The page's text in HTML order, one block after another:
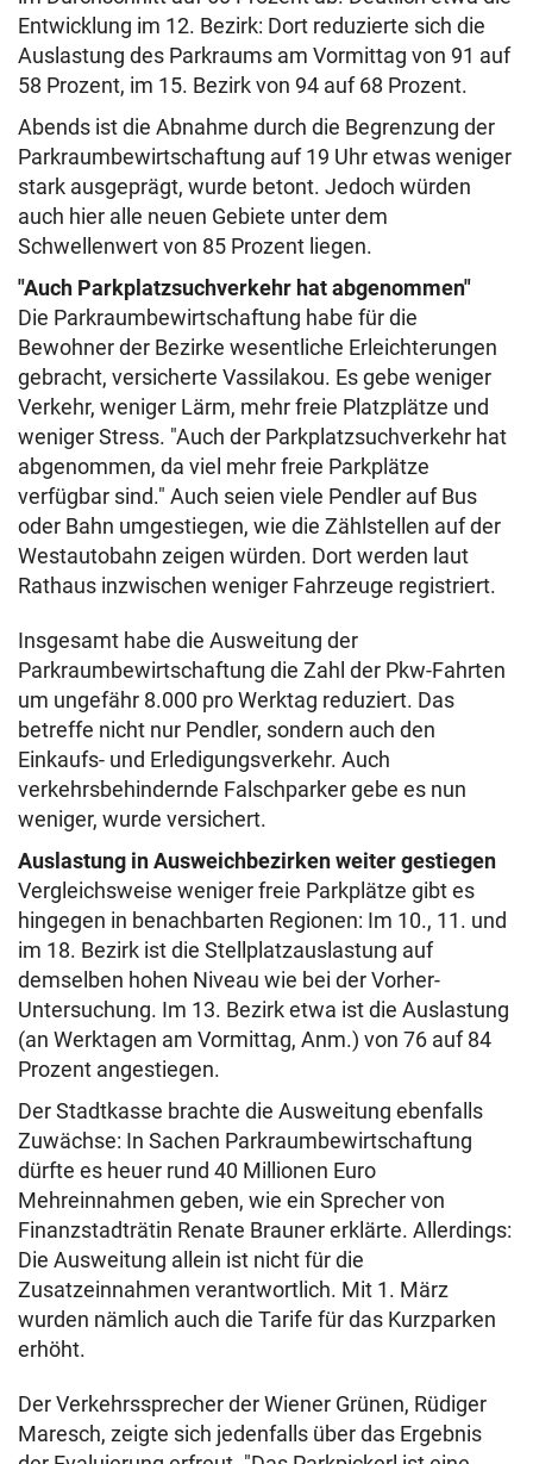
Entwicklung im 12. Bezirk: Dort reduzierte sich die
Auslastung des Parkraums am Vormittag von 91 auf
58 Prozent, im 15. Bezirk von 94 auf 68 Prozent.
Abends ist die Abnahme durch die Begrenzung der
Parkraumbewirtschaftung auf 19 Uhr etwas weniger
stark ausgeprägt, wurde betont. Jedoch würden
auch hier alle neuen Gebiete unter dem
Schwellenwert von 85 Prozent liegen.
"Auch Parkplatzsuchverkehr hat abgenommen"
Die Parkraumbewirtschaftung habe für die
Bewohner der Bezirke wesentliche Erleichterungen
gebracht, versicherte Vassilakou. Es gebe weniger
Verkehr, weniger Lärm, mehr freie Platzplätze und
weniger Stress. "Auch der Parkplatzsuchverkehr hat
abgenommen, da viel mehr freie Parkplätze
verfügbar sind." Auch seien viele Pendler auf Bus
oder Bahn umgestiegen, wie die Zählstellen auf der
Westautobahn zeigen würden. Dort werden laut
Rathaus inzwischen weniger Fahrzeuge registriert.
Insgesamt habe die Ausweitung der
Parkraumbewirtschaftung die Zahl der Pkw-Fahrten
um ungefähr 8.000 pro Werktag reduziert. Das
betreffe nicht nur Pendler, sondern auch den
Einkaufs- und Erledigungsverkehr. Auch
verkehrsbehindernde Falschparker gebe es nun
weniger, wurde versichert.
Auslastung in Ausweichbezirken weiter gestiegen
Vergleichsweise weniger freie Parkplätze gibt es
hingegen in benachbarten Regionen: Im 10., 11. und
im 18. Bezirk ist die Stellplatzauslastung auf
demselben hohen Niveau wie bei der Vorher-
Untersuchung. Im 13. Bezirk etwa ist die Auslastung
(an Werktagen am Vormittag, Anm.) von 76 auf 84
Prozent angestiegen.
Der Stadtkasse brachte die Ausweitung ebenfalls
Zuwächse: In Sachen Parkraumbewirtschaftung
dürfte es heuer rund 40 Millionen Euro
Mehreinnahmen geben, wie ein Sprecher von
Finanzstadträtin Renate Brauner erklärte. Allerdings:
Die Ausweitung allein ist nicht für die
Zusatzeinnahmen verantwortlich. Mit 1. März
wurden nämlich auch die Tarife für das Kurzparken
erhöht.
Der Verkehrssprecher der Wiener Grünen, Rüdiger
Maresch, zeigte sich jedenfalls über das Ergebnis